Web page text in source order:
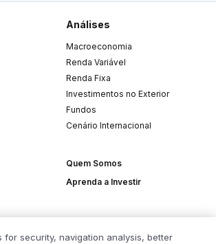
Análises
Macroeconomia
Renda Variável
Renda Fixa
Investimentos no Exterior
Fundos
Cenário Internacional
Quem Somos
Aprenda a Investir
for security, navigation analysis, better